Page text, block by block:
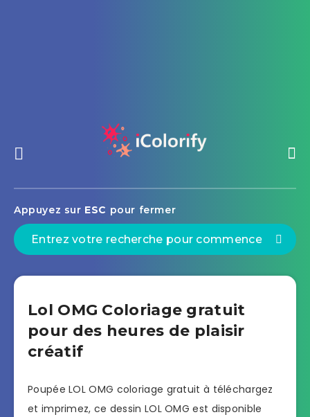
Appuyez sur ESC pour fermer
Lol OMG Coloriage gratuit
pour des heures de plaisir
créatif
Poupée LOL OMG coloriage gratuit à téléchargez
et imprimez, ce dessin LOL OMG est disponible